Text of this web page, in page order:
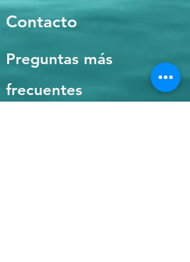
Contacto
Preguntas más
frecuentes